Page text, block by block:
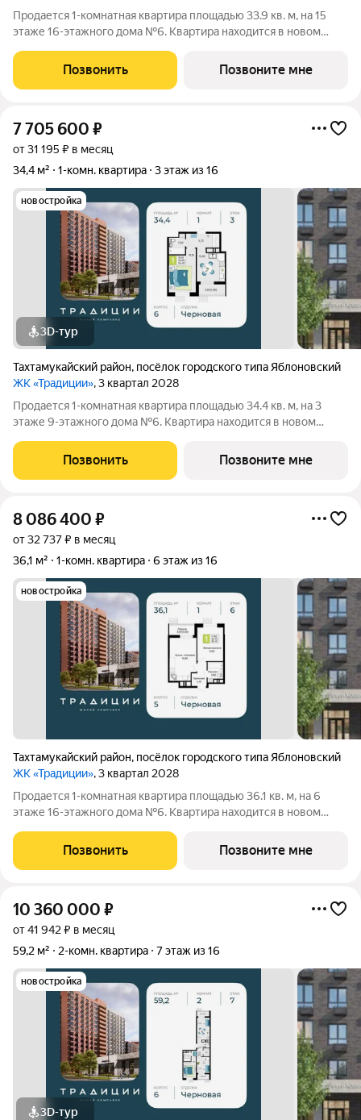
Продается 1-комнатная квартира площадью 33.9 кв. м, на 15
этаже 16-этажного дома №6. Квартира находится в новом
Каждая семья состоит из традиций от больших, передающихся
из поколения в
Позвонить Позвоните мне
7 705 600 ₽
от 31 195 ₽ в месяц
34,4 м²
1-комн. квартира 3 этаж из 16
новостройка
3D-тур
Тахтамукайский район, посёлок городского типа Яблоновский
ЖК «Традиции», 3 квартал 2028
Продается 1-комнатная квартира площадью 34.4 кв. м, на 3
этаже 9-этажного дома №6. Квартира находится в новом
Каждая семья состоит из традиций от больших, передающихся
из поколения в
Позвонить Позвоните мне
8 086 400 ₽
от 32 737 ₽ в месяц
36,1 м²
1-комн. квартира 6 этаж из 16
новостройка
Тахтамукайский район, посёлок городского типа Яблоновский
ЖК «Традиции», 3 квартал 2028
Продается 1-комнатная квартира площадью 36.1 кв. м, на 6
этаже 16-этажного дома №6. Квартира находится в новом
Каждая семья состоит из традиций от больших, передающихся
из поколения в
Позвонить Позвоните мне
10 360 000 ₽
от 41 942 ₽ в месяц
59,2 м²
2-комн. квартира 7 этаж из 16
новостройка
3D-тур